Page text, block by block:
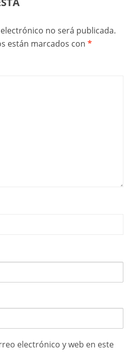
no será publicada.
están marcados con *
electrónico y web en este